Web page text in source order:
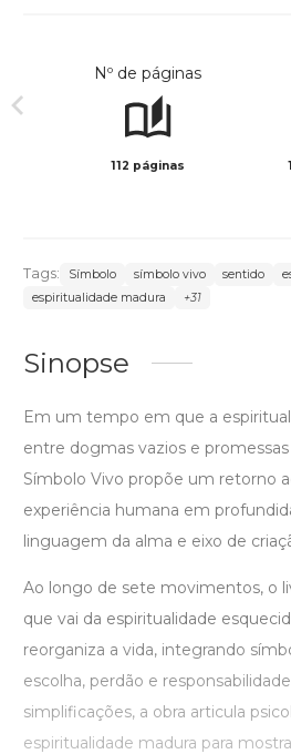
Nº de páginas
112 páginas
Tags: Símbolo símbolo vivo sentido
espiritualidade madura
+31
Sinopse
Em um tempo em que a
entre dogmas vazios e
Símbolo Vivo propõe um retorno
experiência humana em
linguagem da alma e eixo de
Ao longo de sete movimentos, o
que vai da espiritualidade
reorganiza a vida, integrando
escolha, perdão e
simplificações, a obra articula
espiritualidade madura para